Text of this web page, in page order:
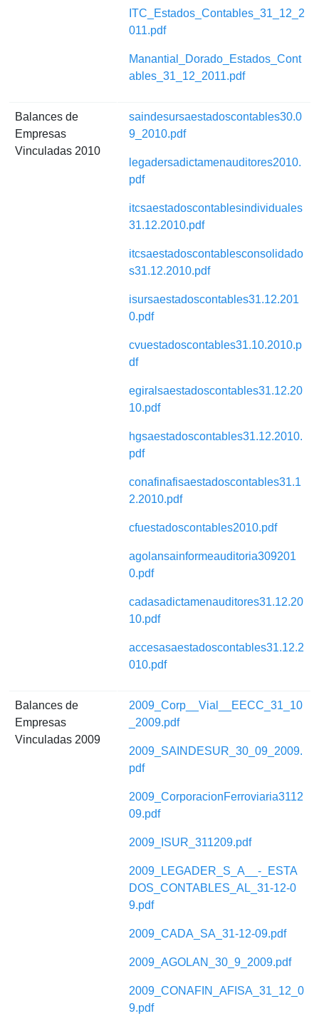
ITC_Estados_Contables_31_12_2
011.pdf
Manantial_Dorado_Estados_Cont
ables_31_12_2011.pdf
Balances de
Empresas
Vinculadas 2010
saindesursaestadoscontables30.0
9_2010.pdf
legadersadictamenauditores2010.
pdf
itcsaestadoscontablesindividuales
31.12.2010.pdf
itcsaestadoscontablesconsolidado
s31.12.2010.pdf
isursaestadoscontables31.12.201
0.pdf
cvuestadoscontables31.10.2010.p
df
egiralsaestadoscontables31.12.20
10.pdf
hgsaestadoscontables31.12.2010.
pdf
conafinafisaestadoscontables31.1
2.2010.pdf
cfuestadoscontables2010.pdf
agolansainformeauditoria309201
0.pdf
cadasadictamenauditores31.12.20
10.pdf
accesasaestadoscontables31.12.2
010.pdf
Balances de
Empresas
Vinculadas 2009
2009_Corp__Vial__EECC_31_10
_2009.pdf
2009_SAINDESUR_30_09_2009.
pdf
2009_CorporacionFerroviaria3112
09.pdf
2009_ISUR_311209.pdf
2009_LEGADER_S_A__-_ESTA
DOS_CONTABLES_AL_31-12-0
9.pdf
2009_CADA_SA_31-12-09.pdf
2009_AGOLAN_30_9_2009.pdf
2009_CONAFIN_AFISA_31_12_0
9.pdf